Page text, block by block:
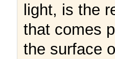
light, is the
that comes
the surface